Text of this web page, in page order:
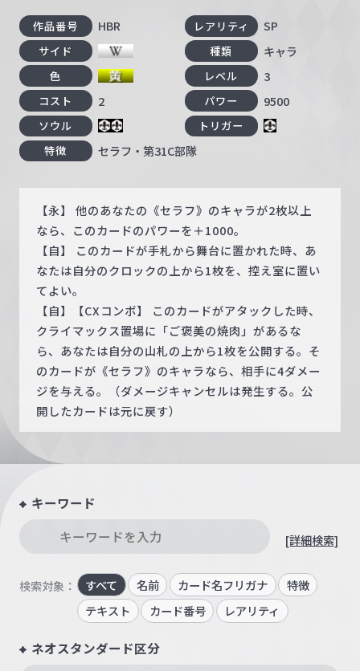
作品番号 HBR レアリティ SP
サイド 種類 キャラ
色 レベル 3
コスト 2 パワー 9500
ソウル
トリガー
特徴
セラフ・第31C部隊
【永】 他のあなたの《セラフ》のキャラが2枚以上
なら、このカードのパワーを＋1000。
【自】 このカードが手札から舞台に置かれた時、あ
なたは自分のクロックの上から1枚を、控え室に置い
てよい。
【自】【CXコンボ】 このカードがアタックした時、
クライマックス置場に「ご褒美の焼肉」があるな
ら、あなたは自分の山札の上から1枚を公開する。そ
のカードが《セラフ》のキャラなら、相手に4ダメー
ジを与える。（ダメージキャンセルは発生する。公
開したカードは元に戻す）
キーワード
[詳細検索]
検索対象： すべて 名前 カード名フリガナ
特徴
テキスト
カード番号 レアリティ
ネオスタンダード区分